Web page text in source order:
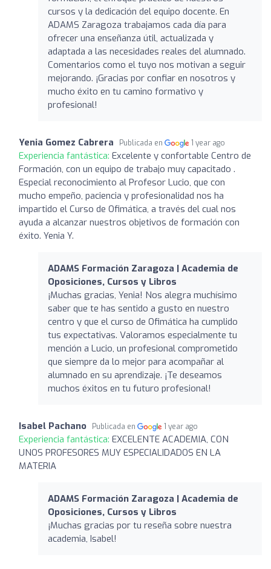
cursos y la dedicación del equipo docente. En
ADAMS Zaragoza trabajamos cada día para
ofrecer una enseñanza útil, actualizada y
adaptada a las necesidades reales del alumnado.
Comentarios como el tuyo nos motivan a seguir
mejorando. ¡Gracias por confiar en nosotros y
mucho éxito en tu camino formativo y
profesional!
Yenia Gomez Cabrera Publicada en 1 year ago
Experiencia fantástica: Excelente y confortable Centro de
Formación, con un equipo de trabajo muy capacitado .
Especial reconocimiento al Profesor Lucio, que con
mucho empeño, paciencia y profesionalidad nos ha
impartido el Curso de Ofimática, a través del cual nos
ayuda a alcanzar nuestros objetivos de formación con
éxito. Yenia Y.
ADAMS Formación Zaragoza | Academia de
Oposiciones, Cursos y Libros
¡Muchas gracias, Yenia! Nos alegra muchísimo
saber que te has sentido a gusto en nuestro
centro y que el curso de Ofimática ha cumplido
tus expectativas. Valoramos especialmente tu
mención a Lucio, un profesional comprometido
que siempre da lo mejor para acompañar al
alumnado en su aprendizaje. ¡Te deseamos
muchos éxitos en tu futuro profesional!
Isabel Pachano Publicada en 1 year ago
Experiencia fantástica: EXCELENTE ACADEMIA, CON
UNOS PROFESORES MUY ESPECIALIDADOS EN LA
MATERIA
ADAMS Formación Zaragoza | Academia de
Oposiciones, Cursos y Libros
¡Muchas gracias por tu reseña sobre nuestra
academia, Isabel!